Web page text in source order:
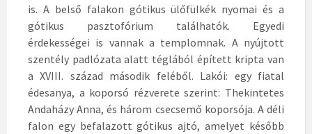
is. A belső falakon gótikus ülőfülkék nyomai és a
gótikus pasztofórium találhatók. Egyedi
érdekességei is vannak a templomnak. A nyújtott
szentély padlózata alatt téglából épített kripta van
a XVIII. század második feléből. Lakói: egy fiatal
édesanya, a koporsó rézverete szerint: Thekintetes
Andaházy Anna, és három csecsemő koporsója. A déli
falon egy befalazott gótikus ajtó, amelyet később